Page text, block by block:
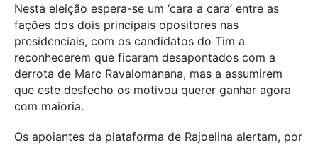
Nesta eleição espera-se um ‘cara a cara’ entre as
fações dos dois principais opositores nas
presidenciais, com os candidatos do Tim a
reconhecerem que ficaram desapontados com a
derrota de Marc Ravalomanana, mas a assumirem
que este desfecho os motivou querer ganhar agora
com maioria.
Os apoiantes da plataforma de Rajoelina alertam, por